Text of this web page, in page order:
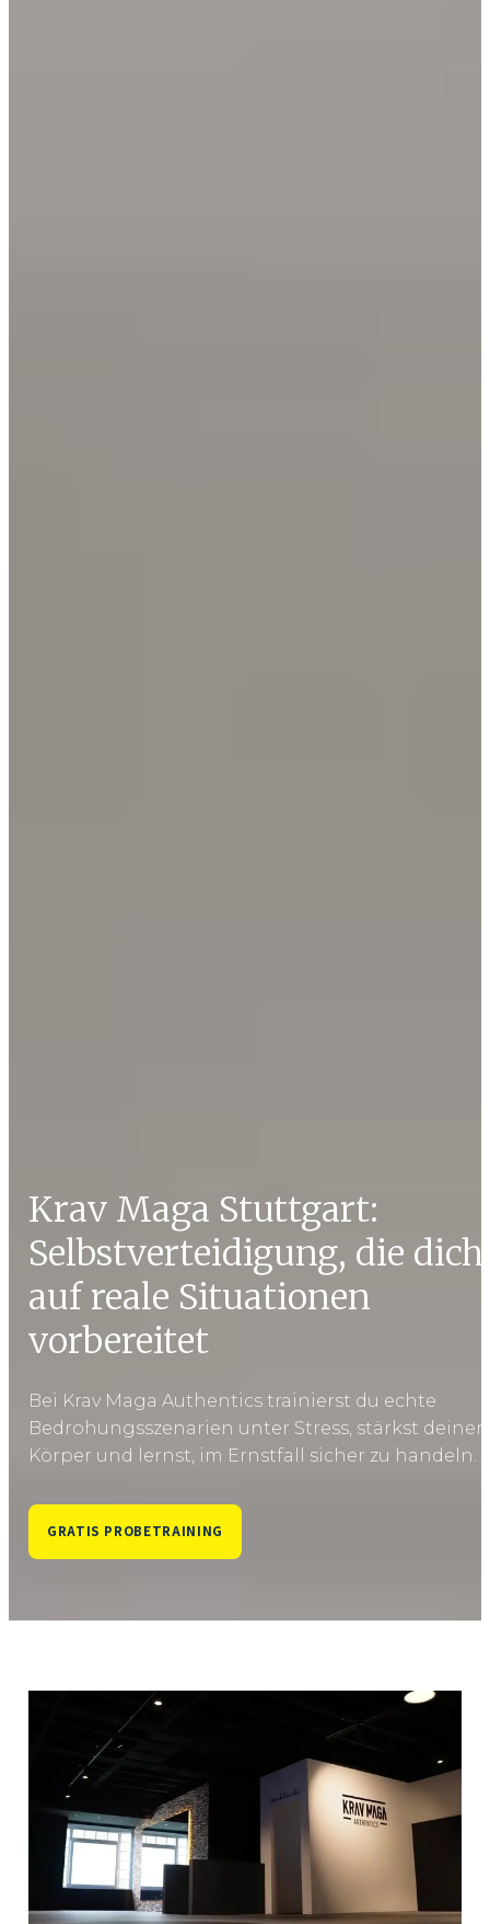
Krav Maga Stuttgart:
Selbstverteidigung, die dich
auf reale Situationen
vorbereitet
Bei Krav Maga Authentics trainierst du echte
Bedrohungsszenarien unter Stress, stärkst deinen
Körper und lernst, im Ernstfall sicher zu handeln.
GRATIS PROBETRAINING